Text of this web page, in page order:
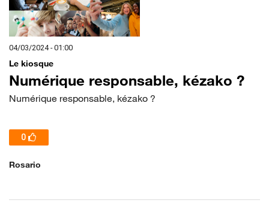
04/03/2024 - 01:00
Le kiosque
Numérique responsable, kézako ?
Numérique responsable, kézako ?
0
Rosario